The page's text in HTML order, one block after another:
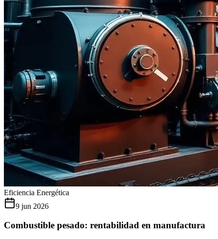
Eficiencia Energética
9 jun 2026
Combustible pesado: rentabilidad en manufactura